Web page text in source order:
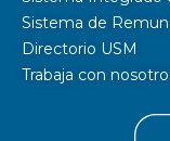
Sistema de
Directorio USM
Trabaja con